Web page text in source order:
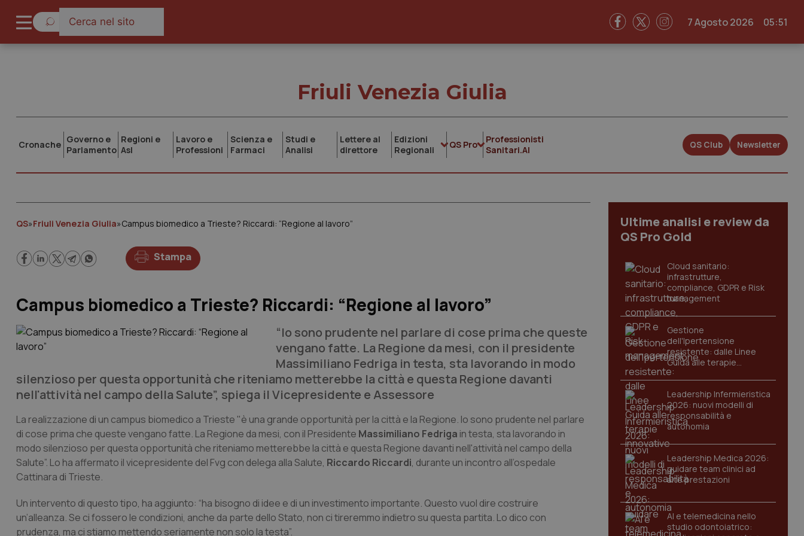
7 Agosto 2026 05:51
Friuli Venezia Giulia
Cronache Governo e
Parlamento
Regioni e
Asl
Lavoro e
Professioni
Scienza e
Farmaci
Studi e
Analisi
Lettere al
direttore
Edizioni
Regionali
QS Pro
Professionisti
Sanitari.AI
QS Club Newsletter
QS»Friuli Venezia Giulia»Campus biomedico a Trieste? Riccardi: “Regione al lavoro”
Stampa
Campus biomedico a Trieste? Riccardi: “Regione al lavoro”
“Io sono prudente nel parlare di cose prima che queste
vengano fatte. La Regione da mesi, con il presidente
Massimiliano Fedriga in testa, sta lavorando in modo
silenzioso per questa opportunità che riteniamo metterebbe la città e questa Regione davanti
nell'attività nel campo della Salute”, spiega il Vicepresidente e Assessore
La realizzazione di un campus biomedico a Trieste "è una grande opportunità per la città e la Regione. Io sono prudente nel parlare
di cose prima che queste vengano fatte. La Regione da mesi, con il Presidente Massimiliano Fedriga in testa, sta lavorando in
modo silenzioso per questa opportunità che riteniamo metterebbe la città e questa Regione davanti nell'attività nel campo della
Salute”. Lo ha affermato il vicepresidente del Fvg con delega alla Salute, Riccardo Riccardi, durante un incontro all’ospedale
Cattinara di Trieste.
Un intervento di questo tipo, ha aggiunto: “ha bisogno di idee e di un investimento importante. Questo vuol dire costruire
un’alleanza. Se ci fossero le condizioni, anche da parte dello Stato, non ci tireremmo indietro su questa partita. Lo dico con
prudenza, ma ci stiamo mettendo seriamente non solo la testa”.
Ultime analisi e review da
QS Pro Gold
Cloud sanitario:
infrastrutture,
compliance, GDPR e Risk
management
Gestione
dell'Ipertensione
resistente: dalle Linee
Guida alle terapie
innovative
Leadership Infermieristica
2026: nuovi modelli di
responsabilità e
autonomia
Leadership Medica 2026:
guidare team clinici ad
alte prestazioni
AI e telemedicina nello
studio odontoiatrico: